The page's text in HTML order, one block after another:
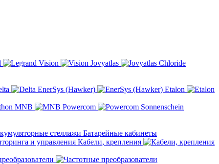
Vision Jovyatlas Chloride
EnerSys (Hawker)
Etalon
MNB Powercom
Sonnenschein
Батарейные кабинеты
Кабели, крепления